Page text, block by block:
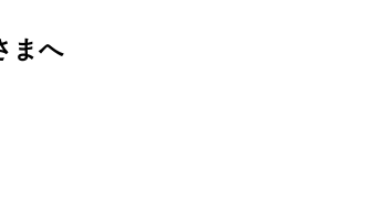
まへ